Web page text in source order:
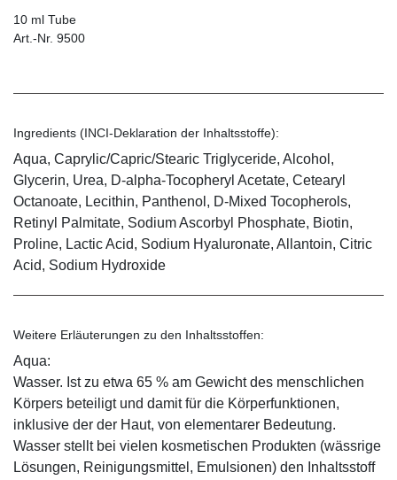
10 ml Tube
Art.-Nr. 9500
Ingredients (INCI-Deklaration der Inhaltsstoffe):
Aqua, Caprylic/Capric/Stearic Triglyceride, Alcohol,
Glycerin, Urea, D-alpha-Tocopheryl Acetate, Cetearyl
Octanoate, Lecithin, Panthenol, D-Mixed Tocopherols,
Retinyl Palmitate, Sodium Ascorbyl Phosphate, Biotin,
Proline, Lactic Acid, Sodium Hyaluronate, Allantoin, Citric
Acid, Sodium Hydroxide
Weitere Erläuterungen zu den Inhaltsstoffen:
Aqua:
Wasser. Ist zu etwa 65 % am Gewicht des menschlichen
Körpers beteiligt und damit für die Körperfunktionen,
inklusive der der Haut, von elementarer Bedeutung.
Wasser stellt bei vielen kosmetischen Produkten (wässrige
Lösungen, Reinigungsmittel, Emulsionen) den Inhaltsstoff